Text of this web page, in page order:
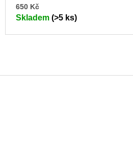
650 Kč
Skladem (>5 ks)